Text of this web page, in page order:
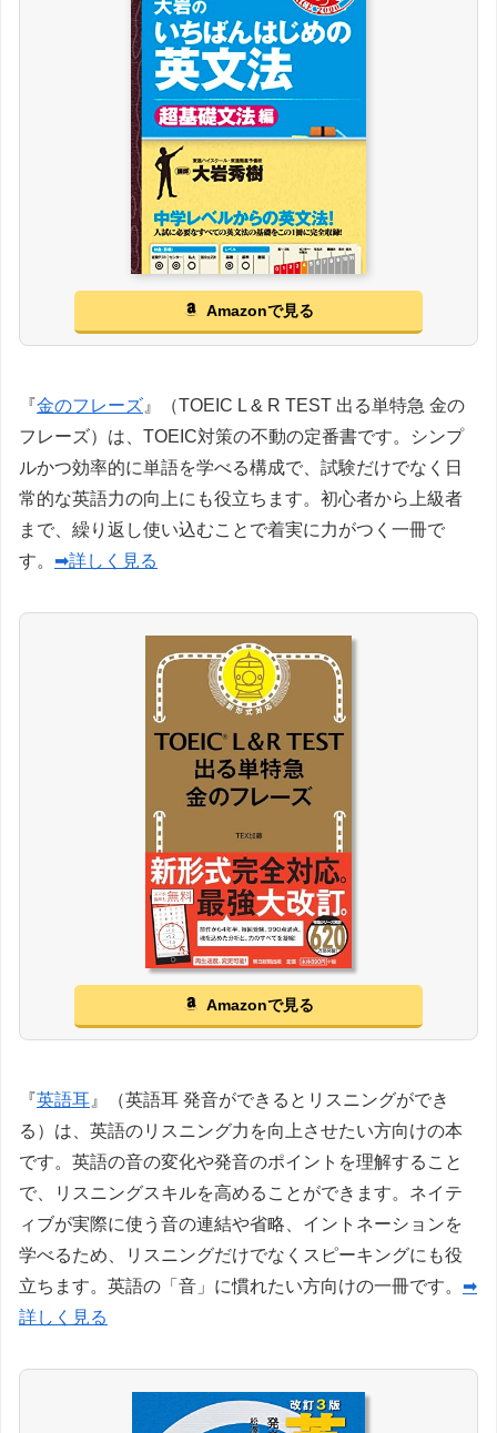
Amazonで見る
『金のフレーズ 』（TOEIC L & R TEST 出る単特急 金の
フレーズ）は、TOEIC対策の不動の定番書です。シンプ
ルかつ効率的に単語を学べる構成で、試験だけでなく日
常的な英語力の向上にも役立ちます。初心者から上級者
まで、繰り返し使い込むことで着実に力がつく一冊で
す。 ➡詳しく見る
Amazonで見る
『英語耳 』（英語耳 発音ができるとリスニングができ
る）は、英語のリスニング力を向上させたい方向けの本
です。英語の音の変化や発音のポイントを理解すること
で、リスニングスキルを高めることができます。ネイテ
ィブが実際に使う音の連結や省略、イントネーションを
学べるため、リスニングだけでなくスピーキングにも役
立ちます。英語の「音」に慣れたい方向けの一冊です。 ➡
詳しく見る